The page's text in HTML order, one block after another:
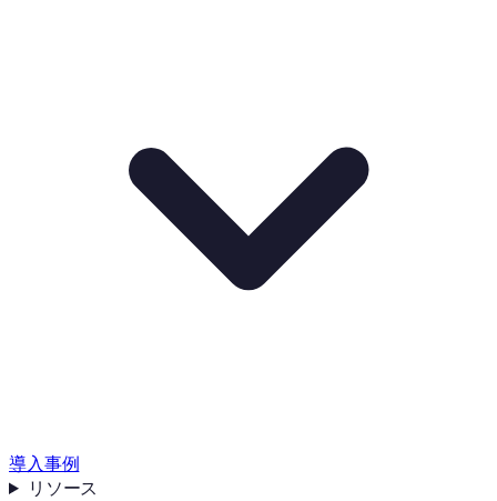
導入事例
リソース